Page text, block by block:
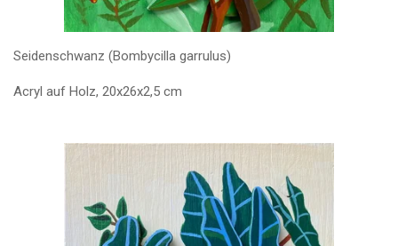
Seidenschwanz (Bombycilla garrulus)
Acryl auf Holz, 20x26x2,5 cm